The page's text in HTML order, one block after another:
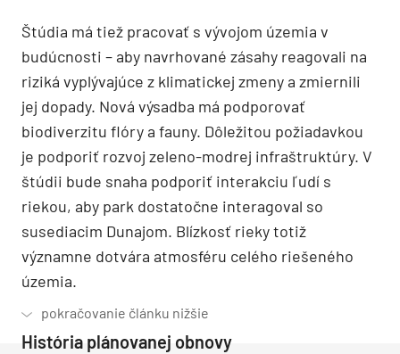
Štúdia má tiež pracovať s vývojom územia v
budúcnosti – aby navrhované zásahy reagovali na
riziká vyplývajúce z klimatickej zmeny a zmiernili
jej dopady. Nová výsadba má podporovať
biodiverzitu flóry a fauny. Dôležitou požiadavkou
je podporiť rozvoj zeleno-modrej infraštruktúry. V
štúdii bude snaha podporiť interakciu ľudí s
riekou, aby park dostatočne interagoval so
susediacim Dunajom. Blízkosť rieky totiž
významne dotvára atmosféru celého riešeného
územia.
História plánovanej obnovy